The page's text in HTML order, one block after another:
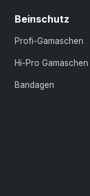
Beinschutz
Profi-Gamaschen
Hi-Pro Gamaschen
Bandagen